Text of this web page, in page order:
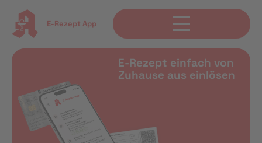
E-Rezept App
E-Rezept einfach von
Zuhause aus einlösen